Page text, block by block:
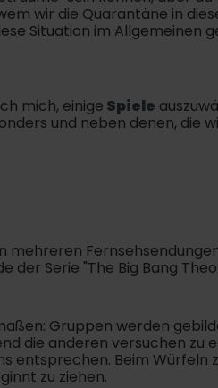
wir die Quarantäne in
Situation im Allgemeinen
mich, einige Spiele
und neben denen, die
mehreren
der Serie "The Big Bang
Gruppen werden
die anderen versuchen zu
entsprechen. Beim Würfeln
zu ziehen.